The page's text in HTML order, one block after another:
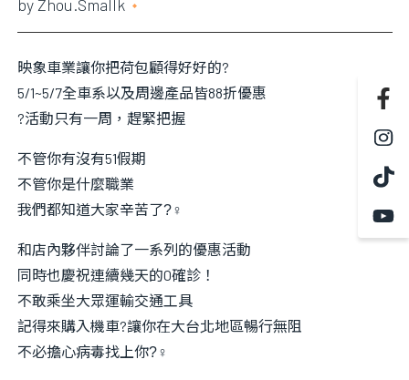
by Zhou.smallk
映象車業讓你把荷包顧得好好的?
5/1~5/7全車系以及周邊產品皆88折優惠
?活動只有一周，趕緊把握
不管你有沒有51假期
不管你是什麼職業
我們都知道大家辛苦了?‍♀
和店內夥伴討論了一系列的優惠活動
同時也慶祝連續幾天的0確診！
不敢乘坐大眾運輸交通工具
記得來購入機車?讓你在大台北地區暢行無阻
不必擔心病毒找上你?‍♀